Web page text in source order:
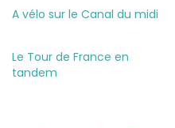
A vélo sur le Canal du midi
Le Tour de France en
tandem